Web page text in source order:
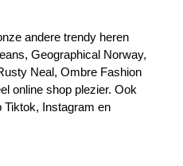
andere trendy heren
Geographical Norway,
Neal, Ombre Fashion
online shop plezier. Ook
Tiktok, Instagram en